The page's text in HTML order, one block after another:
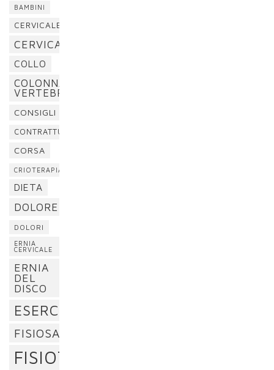
BAMBINI
CERVICALE
CERVICALGIA
COLLO
COLONNA
VERTEBRALE
CONSIGLI
CONTRATTURA
CORSA
CRIOTERAPIA
DIETA
DOLORE
DOLORI
ERNIA
CERVICALE
ERNIA
DEL
DISCO
ESERCIZI
FISIOSAN
FISIOTERAPIA